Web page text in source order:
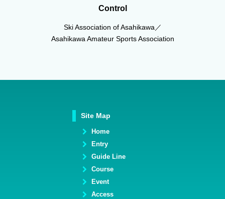
Control
Ski Association of Asahikawa／
Asahikawa Amateur Sports Association
Site Map
Home
Entry
Guide Line
Course
Event
Access